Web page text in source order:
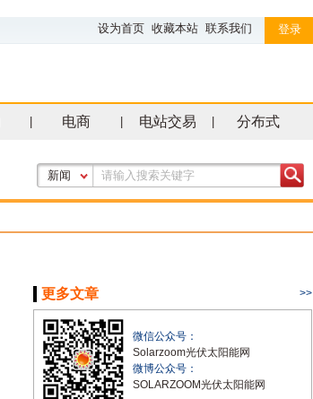
设为首页 收藏本站 联系我们 登录
电商 电站交易 分布式
新闻
更多文章 >>
微信公众号：
Solarzoom光伏太阳能网
微博公众号：
SOLARZOOM光伏太阳能网